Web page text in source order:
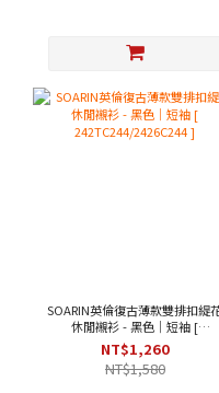
SOARIN英倫復古薄款雙排扣緹
休閒襯衫 - 黑色｜短袖 [
242TC244/2426C244 ]
NT$1,260
NT$1,580